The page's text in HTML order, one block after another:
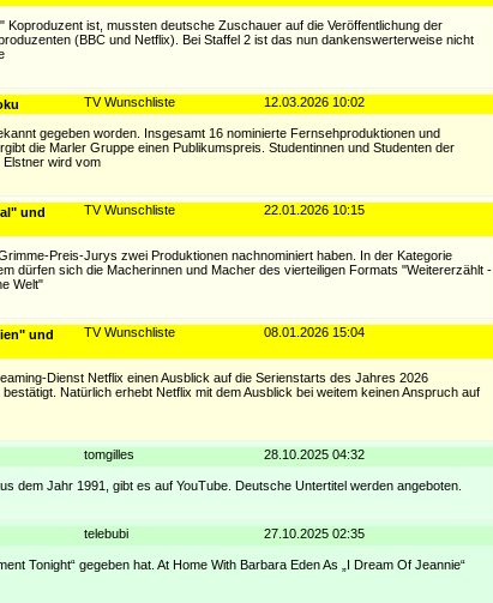
ist, mussten deutsche Zuschauer auf die Veröffentlichung der
(BBC und Netflix). Bei Staffel 2 ist das nun dankenswerterweise nicht
12.03.2026 10:02
TV Wunschliste
gegeben worden. Insgesamt 16 nominierte Fernsehproduktionen und
die Marler Gruppe einen Publikumspreis. Studentinnen und Studenten der
wird vom
22.01.2026 10:15
TV Wunschliste
und
Preis-Jurys zwei Produktionen nachnominiert haben. In der Kategorie
dürfen sich die Macherinnen und Macher des vierteiligen Formats "Weitererzählt -
Welt"
08.01.2026 15:04
TV Wunschliste
und
Dienst Netflix einen Ausblick auf die Serienstarts des Jahres 2026
Natürlich erhebt Netflix mit dem Ausblick bei weitem keinen Anspruch auf
28.10.2025 04:32
tomgilles
dem Jahr 1991, gibt es auf YouTube. Deutsche Untertitel werden angeboten.
27.10.2025 02:35
telebubi
Tonight“ gegeben hat. At Home With Barbara Eden As „I Dream Of Jeannie“